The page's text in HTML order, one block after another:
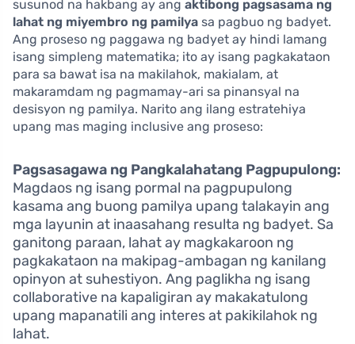
susunod na hakbang ay ang aktibong pagsasama ng
lahat ng miyembro ng pamilya sa pagbuo ng badyet.
Ang proseso ng paggawa ng badyet ay hindi lamang
isang simpleng matematika; ito ay isang pagkakataon
para sa bawat isa na makilahok, makialam, at
makaramdam ng pagmamay-ari sa pinansyal na
desisyon ng pamilya. Narito ang ilang estratehiya
upang mas maging inclusive ang proseso:
Pagsasagawa ng Pangkalahatang Pagpupulong:
Magdaos ng isang pormal na pagpupulong
kasama ang buong pamilya upang talakayin ang
mga layunin at inaasahang resulta ng badyet. Sa
ganitong paraan, lahat ay magkakaroon ng
pagkakataon na makipag-ambagan ng kanilang
opinyon at suhestiyon. Ang paglikha ng isang
collaborative na kapaligiran ay makakatulong
upang mapanatili ang interes at pakikilahok ng
lahat.